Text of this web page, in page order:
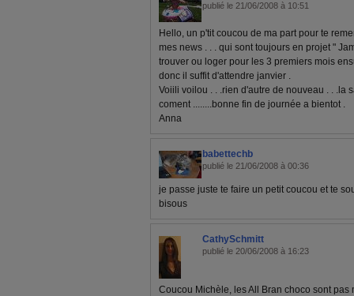
publié le 21/06/2008 à 10:51
Hello, un p'tit coucou de ma part pour te
mes news . . . qui sont toujours en projet "
trouver ou loger pour les 3 premiers mois
donc il suffit d'attendre janvier .
Voiili voilou . . .rien d'autre de nouveau . . .la
coment ........bonne fin de journée a bientot .
Anna
babettechb
publié le 21/06/2008 à 00:36
je passe juste te faire un petit coucou et te
bisous
CathySchmitt
publié le 20/06/2008 à 16:23
Coucou Michèle, les All Bran choco sont